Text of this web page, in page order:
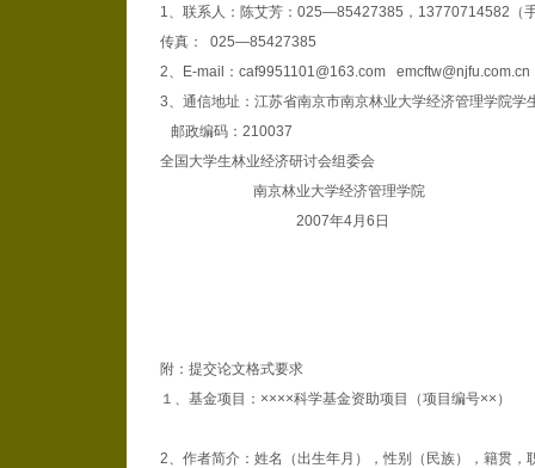
1、联系人：陈艾芳：025—85427385，13770714582（
传真： 025—85427385
2、E-mail：caf9951101@163.com emcftw@njfu.com.cn
3、通信地址：江苏省南京市南京林业大学经济管理学院学
邮政编码：210037
全国大学生林业经济研讨会组委会
南京林业大学经济管理学院
2007年4月6日
附：提交论文格式要求
１、基金项目：××××科学基金资助项目（项目编号××）
2、作者简介：姓名（出生年月），性别（民族），籍贯